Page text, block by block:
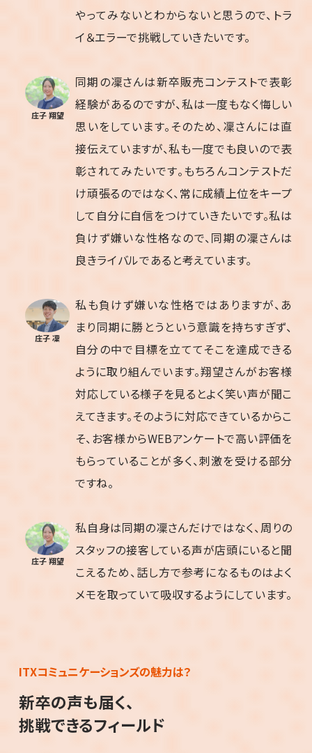
やってみないとわからないと思うので、トラ
イ＆エラーで挑戦していきたいです。
庄子 翔望
同期の凜さんは新卒販売コンテストで表彰
経験があるのですが、私は一度もなく悔しい
思いをしています。そのため、凜さんには直
接伝えていますが、私も一度でも良いので表
彰されてみたいです。もちろんコンテストだ
け頑張るのではなく、常に成績上位をキープ
して自分に自信をつけていきたいです。私は
負けず嫌いな性格なので、同期の凜さんは
良きライバルであると考えています。
庄子 凜
私も負けず嫌いな性格ではありますが、あ
まり同期に勝とうという意識を持ちすぎず、
自分の中で目標を立ててそこを達成できる
ように取り組んでいます。翔望さんがお客様
対応している様子を見るとよく笑い声が聞こ
えてきます。そのように対応できているからこ
そ、お客様からWEBアンケートで高い評価を
もらっていることが多く、刺激を受ける部分
ですね。
庄子 翔望
私自身は同期の凜さんだけではなく、周りの
スタッフの接客している声が店頭にいると聞
こえるため、話し方で参考になるものはよく
メモを取っていて吸収するようにしています。
ITXコミュニケーションズの魅力は？
新卒の声も届く、
挑戦できるフィールド